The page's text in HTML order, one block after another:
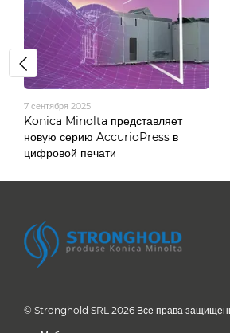
7 сентября 2025
Konica Minolta представляет
новую серию AccurioPress в
цифровой печати
© Stronghold SRL 2026 Все права